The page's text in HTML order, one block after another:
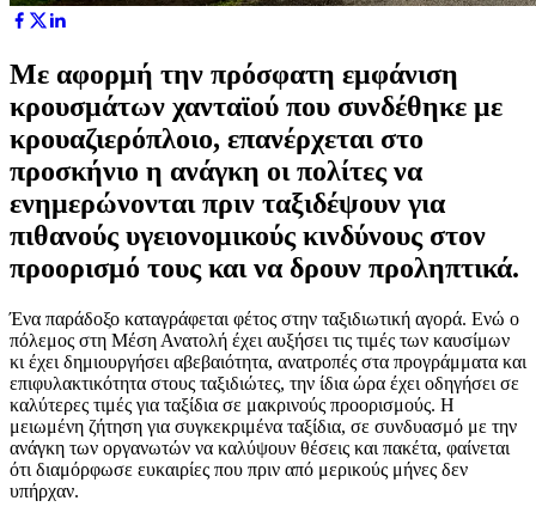
Με αφορμή την πρόσφατη εμφάνιση
κρουσμάτων χανταϊού που συνδέθηκε με
κρουαζιερόπλοιο, επανέρχεται στο
προσκήνιο η ανάγκη οι πολίτες να
ενημερώνονται πριν ταξιδέψουν για
πιθανούς υγειονομικούς κινδύνους στον
προορισμό τους και να δρουν προληπτικά.
Ένα παράδοξο καταγράφεται φέτος στην ταξιδιωτική αγορά. Eνώ ο
πόλεμος στη Μέση Ανατολή έχει αυξήσει τις τιμές των καυσίμων
κι έχει δημιουργήσει αβεβαιότητα, ανατροπές στα προγράμματα και
επιφυλακτικότητα στους ταξιδιώτες, την ίδια ώρα έχει οδηγήσει σε
καλύτερες τιμές για ταξίδια σε μακρινούς προορισμούς. Η
μειωμένη ζήτηση για συγκεκριμένα ταξίδια, σε συνδυασμό με την
ανάγκη των οργανωτών να καλύψουν θέσεις και πακέτα, φαίνεται
ότι διαμόρφωσε ευκαιρίες που πριν από μερικούς μήνες δεν
υπήρχαν.